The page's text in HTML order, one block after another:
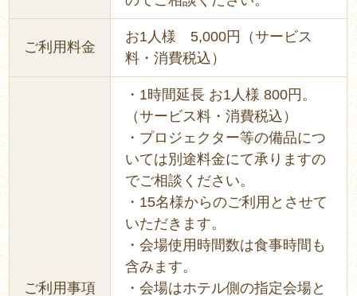
ご利用料金
お1人様 5,000円（サービス
料・消費税込）
ご利用事項
・1時間延長 お1人様 800円。
（サービス料・消費税込）
・プロジェクター等の備品につ
いては別途料金にて承りますの
でご相談ください。
・15名様からのご利用とさせて
いただきます。
・会場使用時間数は食事時間も
含みます。
・会場はホテル側の指定会場と